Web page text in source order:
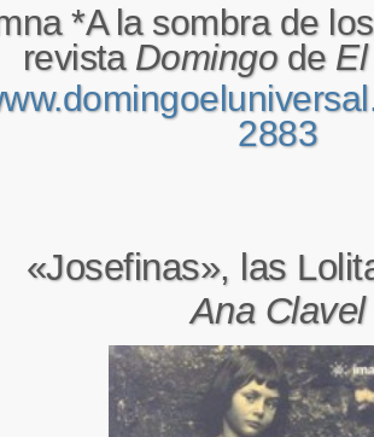
*A la sombra de
revista Domingode
2883
«Josefinas», las
Ana Clavel